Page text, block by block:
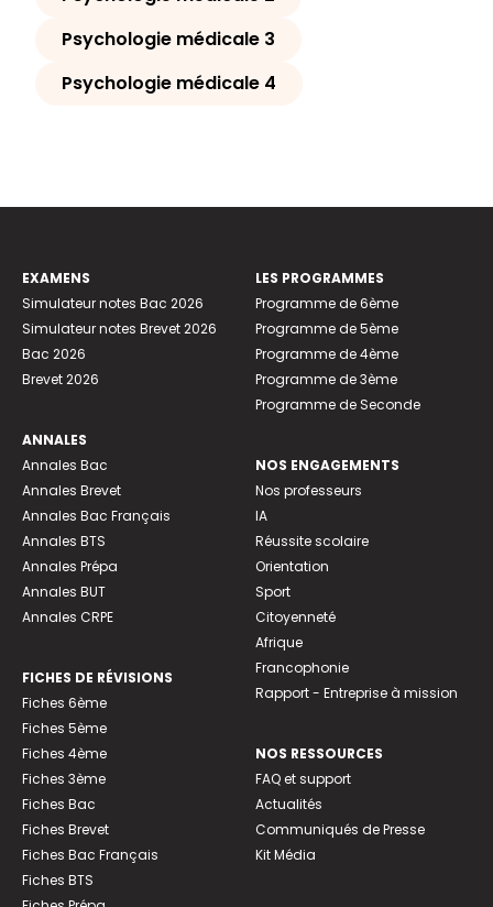
Psychologie médicale 3
Psychologie médicale 4
EXAMENS
Simulateur notes Bac 2026
Simulateur notes Brevet 2026
Bac 2026
Brevet 2026
ANNALES
Annales Bac
Annales Brevet
Annales Bac Français
Annales BTS
Annales Prépa
Annales BUT
Annales CRPE
FICHES DE RÉVISIONS
Fiches 6ème
Fiches 5ème
Fiches 4ème
Fiches 3ème
Fiches Bac
Fiches Brevet
Fiches Bac Français
Fiches BTS
LES PROGRAMMES
Programme de 6ème
Programme de 5ème
Programme de 4ème
Programme de 3ème
Programme de Seconde
NOS ENGAGEMENTS
Nos professeurs
IA
Réussite scolaire
Orientation
Sport
Citoyenneté
Afrique
Francophonie
Rapport - Entreprise à mission
NOS RESSOURCES
FAQ et support
Actualités
Communiqués de Presse
Kit Média